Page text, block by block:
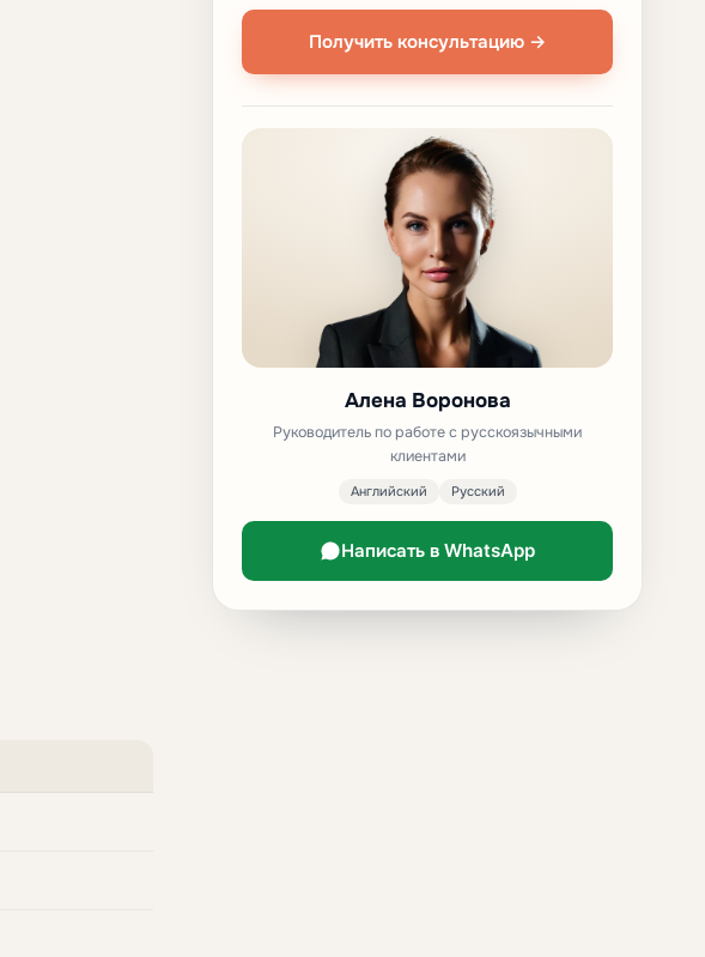
Получить консультацию →
Алена Воронова
Руководитель по работе с русскоязычными
клиентами
Английский Русский
Написать в WhatsApp